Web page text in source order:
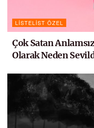
LISTELIST ÖZEL
Çok Satan
Olarak Neden